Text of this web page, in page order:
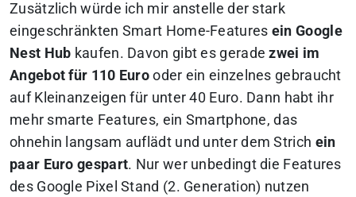
Zusätzlich würde ich mir anstelle der stark
eingeschränkten Smart Home-Features ein Google
Nest Hub kaufen. Davon gibt es geradezwei im
Angebot für 110 Euro oder ein einzelnes gebraucht
auf Kleinanzeigen für unter 40 Euro. Dann habt ihr
mehr smarte Features, ein Smartphone, das
ohnehin langsam auflädt und unter dem Strich ein
paar Euro gespart. Nur wer unbedingt die Features
des Google Pixel Stand (2. Generation) nutzen